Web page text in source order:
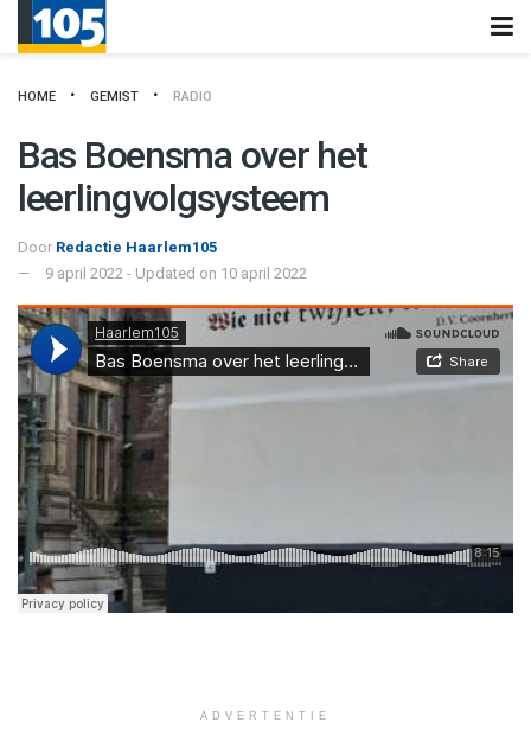
HOME GEMIST RADIO
Bas Boensma over het
leerlingvolgsysteem
Door Redactie Haarlem105
9 april 2022 - Updated on 10 april 2022
Haarlem105·''Ik ken voorbeelden van scholen waarbij er wordt geturfd hoe vaak een mondkapje is vergeten''
ADVERTENTIE